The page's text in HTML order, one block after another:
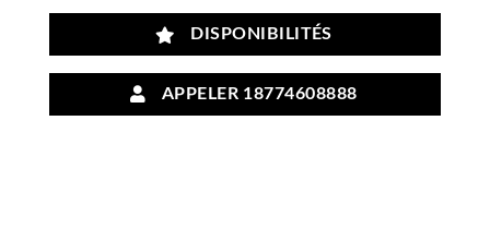
DISPONIBILITÉS
APPELER 18774608888